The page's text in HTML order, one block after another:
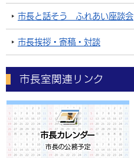
市長と話そう ふれあい座談会
市長挨拶・寄稿・対談
市長室関連リンク